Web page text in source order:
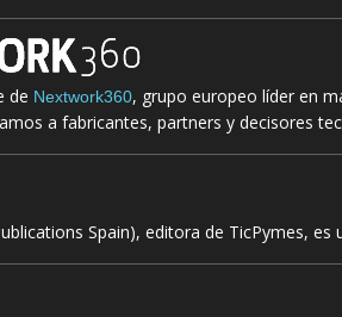
de Nextwork360, grupo europeo líder en
a fabricantes, partners y decisores
Spain), editora de TicPymes,